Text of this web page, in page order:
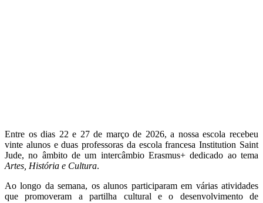
Entre os dias 22 e 27 de março de 2026, a nossa escola recebeu
vinte alunos e duas professoras da escola francesa Institution Saint
Jude, no âmbito de um intercâmbio Erasmus+ dedicado ao tema
Artes, História e Cultura.
Ao longo da semana, os alunos participaram em várias atividades
que promoveram a partilha cultural e o desenvolvimento de